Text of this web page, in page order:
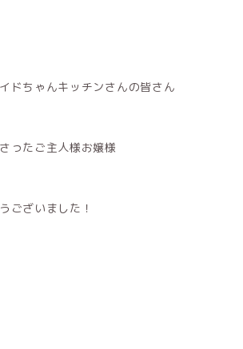
ドちゃんキッチンさんの皆さん
ったご主人様お嬢様
ございました！